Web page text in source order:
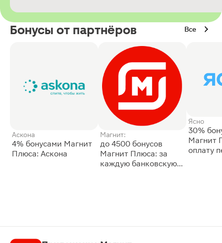
Бонусы от партнёров Все
Аскона
4% бонусами Магнит
Плюса: Аскона
Магнит:
до 4500 бонусов
Магнит Плюса: за
каждую банковскую
Ясно
30%
Магнит
оплату